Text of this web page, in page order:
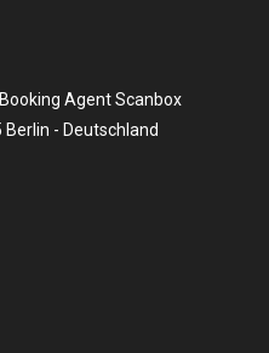
Agent Scanbox
- Deutschland